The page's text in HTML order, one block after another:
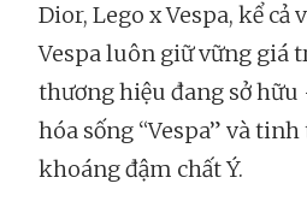
Dior, Lego x Vespa, kể cả
Vespa luôn giữ vững giá
thương hiệu đang sở
hóa sống “Vespa” và
khoáng đậm chất Ý.